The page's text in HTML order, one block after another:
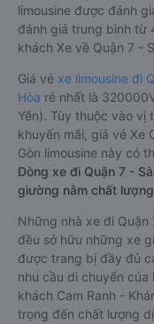
limousine được đánh
đánh giá trung bình từ
khách Xe về Quận 7 -
Giá vé xe limousine đi
Hòa rẻ nhất là
Yên). Tùy thuộc vào vị
khuyến mãi, giá vé Xe
Gòn limousine này có
Dòng xe đi Quận 7 -
giường nằm chất
Những nhà xe đi Quận
đều sở hữu những xe
được trang bị đầy đủ
nhu cầu di chuyển
khách Cam Ranh -
trọng đến chất lượng